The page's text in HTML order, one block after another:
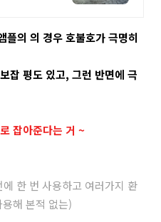
플의 의 경우 호불호가 극명히
잡 평도 있고, 그런 반면에 극
잡아준다는 거 ~
에 한 번 사용하고 여러가지 환
해 본적 없는)